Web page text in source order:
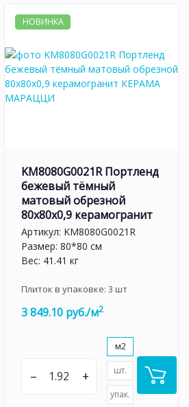
НОВИНКА
KM8080G0021R Портленд
бежевый тёмный
матовый обрезной
80x80x0,9 керамогранит
Артикул: KM8080G0021R
Размер: 80*80 см
Вес: 41.41 кг
Плиток в упаковке: 3 шт
3 849.10 руб./м2
– +
м2
шт.
упак.